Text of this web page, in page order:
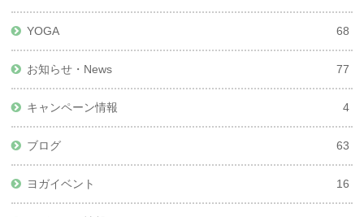
YOGA 68
お知らせ・News 77
キャンペーン情報 4
ブログ 63
ヨガイベント 16